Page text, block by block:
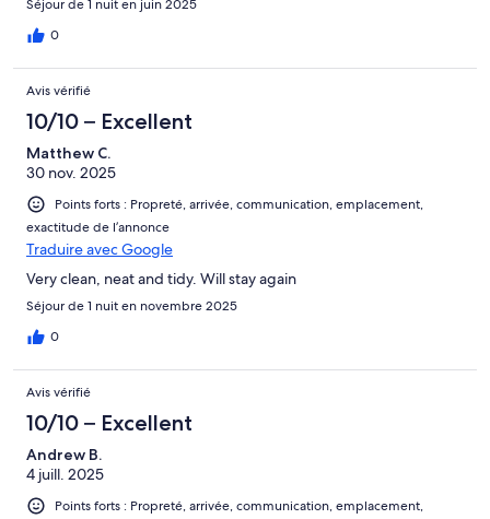
Séjour de 1 nuit en juin 2025
0
Avis vérifié
10/10 – Excellent
Matthew C.
30 nov. 2025
Points forts : Propreté, arrivée, communication, emplacement,
exactitude de l’annonce
Traduire avec Google
Very clean, neat and tidy. Will stay again
Séjour de 1 nuit en novembre 2025
0
Avis vérifié
10/10 – Excellent
Andrew B.
4 juill. 2025
Points forts : Propreté, arrivée, communication, emplacement,